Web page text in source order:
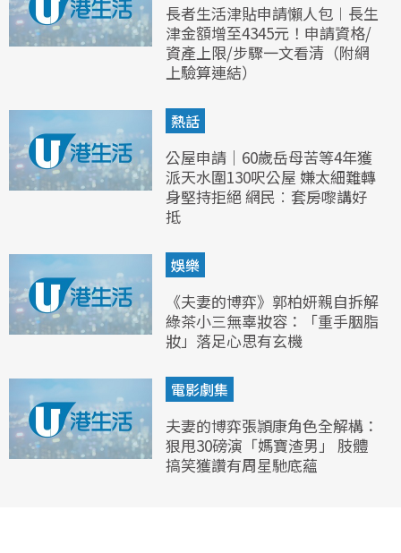
長者生活津貼申請懶人包︱長生
津金額增至4345元！申請資格/
資產上限/步驟一文看清（附網
上驗算連結）
熱話
公屋申請｜60歲岳母苦等4年獲
派天水圍130呎公屋 嫌太細難轉
身堅持拒絕 網民︰套房嚟講好
抵
娛樂
《夫妻的博弈》郭柏妍親自拆解
綠茶小三無辜妝容：「重手胭脂
妝」落足心思有玄機
電影劇集
夫妻的博弈張頴康角色全解構：
狠甩30磅演「媽寶渣男」 肢體
搞笑獲讚有周星馳底蘊